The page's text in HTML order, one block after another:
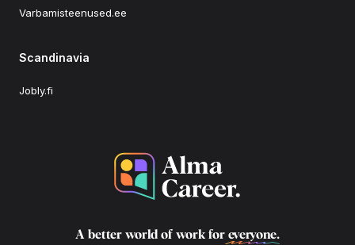
Varbamisteenused.ee
Scandinavia
Jobly.fi
A better world of work for everyone.